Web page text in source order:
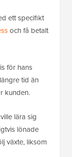
ett specifikt
och få betalt
för hans
tid än
kunden.
lära sig
lönade
växte, liksom